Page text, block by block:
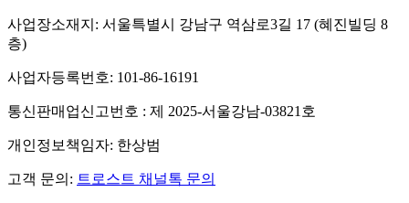
사업장소재지: 서울특별시 강남구 역삼로3길 17 (혜진빌딩 8
층)
사업자등록번호: 101-86-16191
통신판매업신고번호 : 제 2025-서울강남-03821호
개인정보책임자: 한상범
고객 문의: 트로스트 채널톡 문의